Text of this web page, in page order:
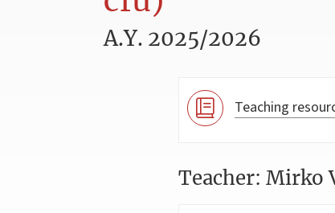
A.Y. 2025/2026
Teaching
Teacher: Mirko